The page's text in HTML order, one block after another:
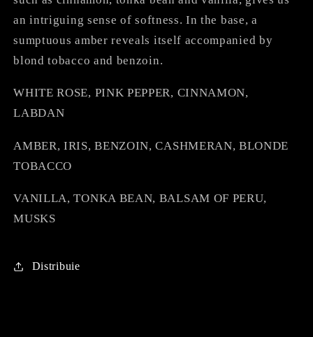
an intriguing sense of softness. In the base, a
sumptuous amber reveals itself accompanied by
blond tobacco and benzoin.
WHITE ROSE, PINK PEPPER, CINNAMON,
LABDAN
AMBER, IRIS, BENZOIN, CASHMERAN, BLONDE
TOBACCO
VANILLA, TONKA BEAN, BALSAM OF PERU,
MUSKS
Distribuie